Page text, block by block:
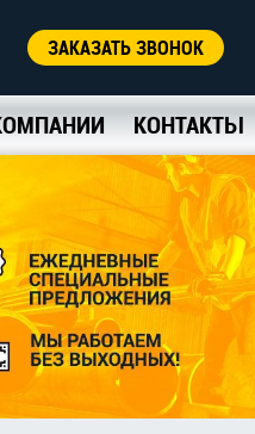
ЗАКАЗАТЬ ЗВОНОК
КОНТАКТЫ